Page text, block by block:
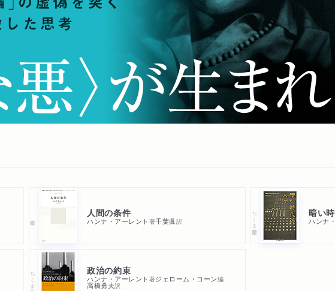
人間の条件
ハンナ・アーレント 著千葉眞訳 ちくま学芸文庫 暗い
ハンナ
ちくま学芸文庫 政治の約束
ハンナ・アーレント 著ジェローム・コーン編
高橋勇夫訳